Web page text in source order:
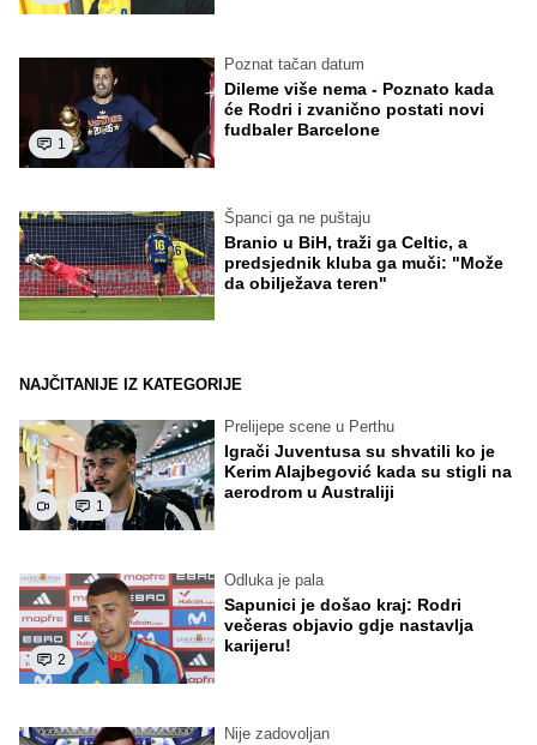
1
Poznat tačan datum
Dileme više nema - Poznato kada
će Rodri i zvanično postati novi
fudbaler Barcelone
Španci ga ne puštaju
Branio u BiH, traži ga Celtic, a
predsjednik kluba ga muči: "Može
da obilježava teren"
NAJČITANIJE IZ KATEGORIJE
1
Prelijepe scene u Perthu
Igrači Juventusa su shvatili ko je
Kerim Alajbegović kada su stigli na
aerodrom u Australiji
2
Odluka je pala
Sapunici je došao kraj: Rodri
večeras objavio gdje nastavlja
karijeru!
Nije zadovoljan